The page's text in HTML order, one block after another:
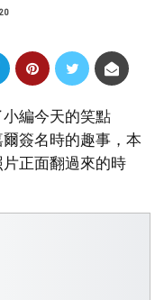
編今天的笑點
簽名時的趣事，本
正面翻過來的時